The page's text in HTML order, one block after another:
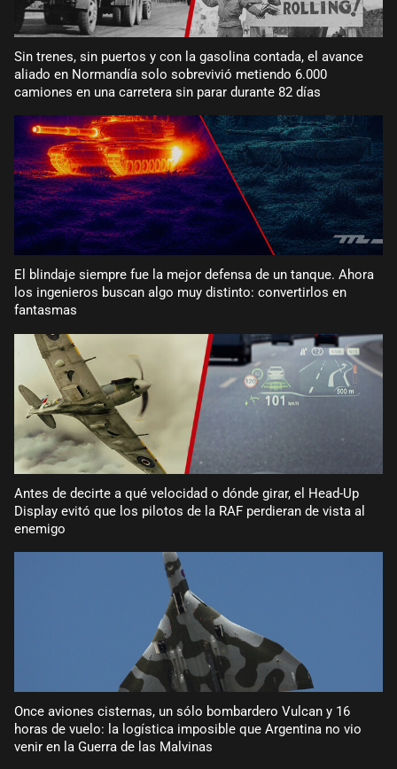
Sin trenes, sin puertos y con la gasolina contada, el avance
aliado en Normandía solo sobrevivió metiendo 6.000
camiones en una carretera sin parar durante 82 días
El blindaje siempre fue la mejor defensa de un tanque. Ahora
los ingenieros buscan algo muy distinto: convertirlos en
fantasmas
Antes de decirte a qué velocidad o dónde girar, el Head-Up
Display evitó que los pilotos de la RAF perdieran de vista al
enemigo
Once aviones cisternas, un sólo bombardero Vulcan y 16
horas de vuelo: la logística imposible que Argentina no vio
venir en la Guerra de las Malvinas